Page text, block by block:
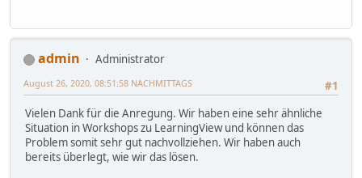
admin
Administrator
#1
August 26, 2020, 08:51:58 NACHMITTAGS
Vielen Dank für die Anregung. Wir haben eine sehr ähnliche
Situation in Workshops zu LearningView und können das
Problem somit sehr gut nachvollziehen. Wir haben auch
bereits überlegt, wie wir das lösen.